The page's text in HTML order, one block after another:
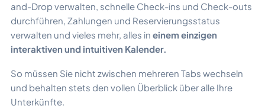
and-Drop verwalten, schnelle Check-ins und Check-outs
durchführen, Zahlungen und Reservierungsstatus
verwalten und vieles mehr, alles in einem einzigen
interaktiven und intuitiven Kalender.
So müssen Sie nicht zwischen mehreren Tabs wechseln
und behalten stets den vollen Überblick über alle Ihre
Unterkünfte.